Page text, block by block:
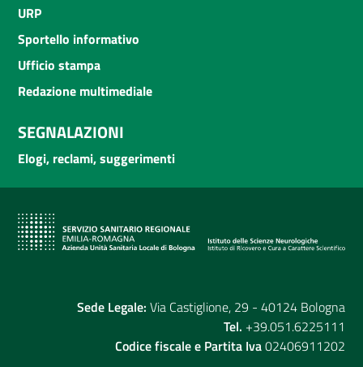
URP
Sportello informativo
Ufficio stampa
Redazione multimediale
SEGNALAZIONI
Elogi, reclami, suggerimenti
Sede Legale: Via Castiglione, 29 - 40124 Bologna
Tel. +39.051.6225111
Codice fiscale e Partita Iva02406911202